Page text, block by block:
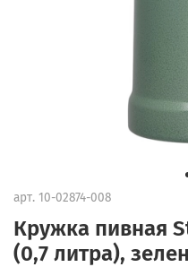
арт. 10-02874-008
Кружка пивная
(0,7 литра),